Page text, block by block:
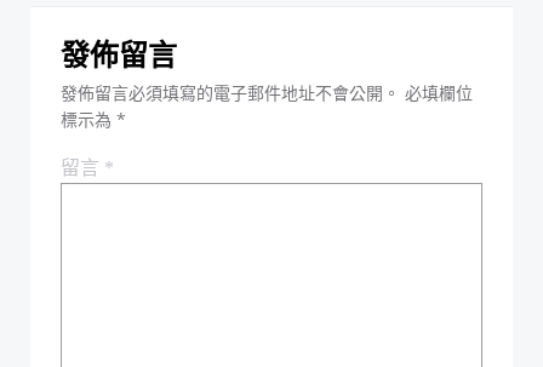
發佈留言
發佈留言必須填寫的電子郵件地址不會公開。 必填欄位
標示為 *
留言 *